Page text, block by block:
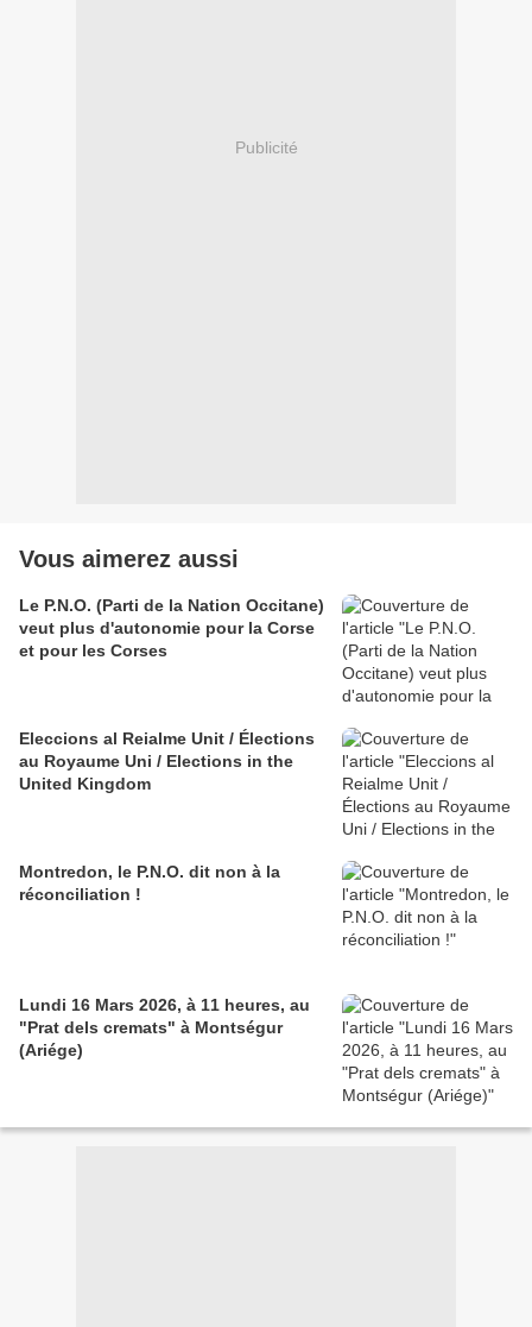
Publicité
Vous aimerez aussi
Le P.N.O. (Parti de la Nation Occitane)
veut plus d'autonomie pour la Corse
et pour les Corses
Eleccions al Reialme Unit / Élections
au Royaume Uni / Elections in the
United Kingdom
Montredon, le P.N.O. dit non à la
réconciliation !
Lundi 16 Mars 2026, à 11 heures, au
"Prat dels cremats" à Montségur
(Ariége)